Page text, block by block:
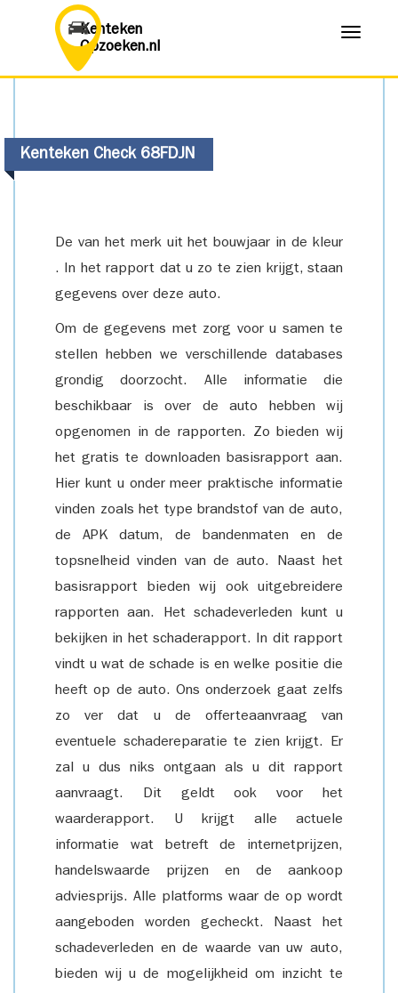
Kenteken
Opzoeken.nl
Menu
Kenteken Check 68FDJN
De van het merk uit het bouwjaar in de kleur
. In het rapport dat u zo te zien krijgt, staan
gegevens over deze auto.
Om de gegevens met zorg voor u samen te
stellen hebben we verschillende databases
grondig doorzocht. Alle informatie die
beschikbaar is over de auto hebben wij
opgenomen in de rapporten. Zo bieden wij
het gratis te downloaden basisrapport aan.
Hier kunt u onder meer praktische informatie
vinden zoals het type brandstof van de auto,
de APK datum, de bandenmaten en de
topsnelheid vinden van de auto. Naast het
basisrapport bieden wij ook uitgebreidere
rapporten aan. Het schadeverleden kunt u
bekijken in het schaderapport. In dit rapport
vindt u wat de schade is en welke positie die
heeft op de auto. Ons onderzoek gaat zelfs
zo ver dat u de offerteaanvraag van
eventuele schadereparatie te zien krijgt. Er
zal u dus niks ontgaan als u dit rapport
aanvraagt. Dit geldt ook voor het
waarderapport. U krijgt alle actuele
informatie wat betreft de internetprijzen,
handelswaarde prijzen en de aankoop
adviesprijs. Alle platforms waar de op wordt
aangeboden worden gecheckt. Naast het
schadeverleden en de waarde van uw auto,
bieden wij u de mogelijkheid om inzicht te